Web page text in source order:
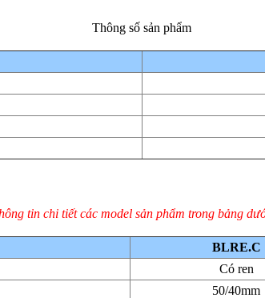
Thông số sản phẩm
tin chi tiết các model sản phẩm trong bảng
BLRE.C
Có ren
50/40mm